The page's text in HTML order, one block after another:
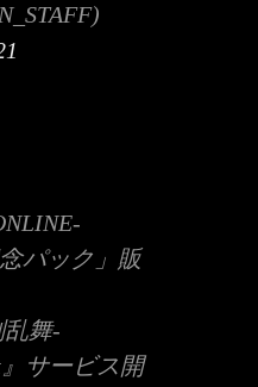
パック」販
舞-
』サービス開